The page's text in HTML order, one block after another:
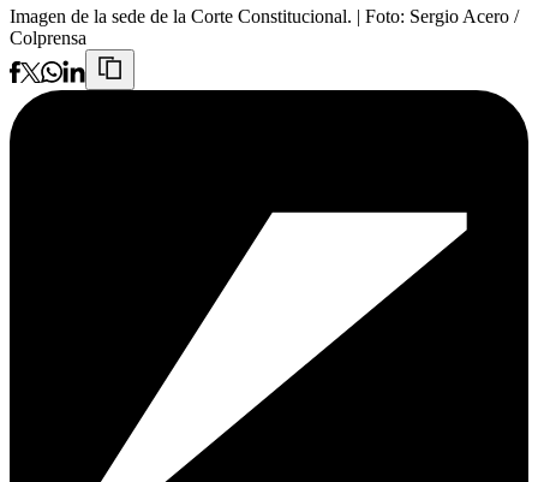
Imagen de la sede de la Corte Constitucional. | Foto: Sergio Acero /
Colprensa